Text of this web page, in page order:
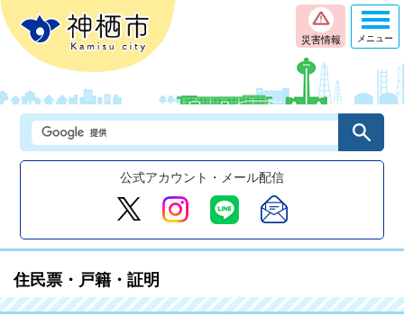
災害情報
公式アカウント・メール配信
メニュー
住民票・戸籍・証明